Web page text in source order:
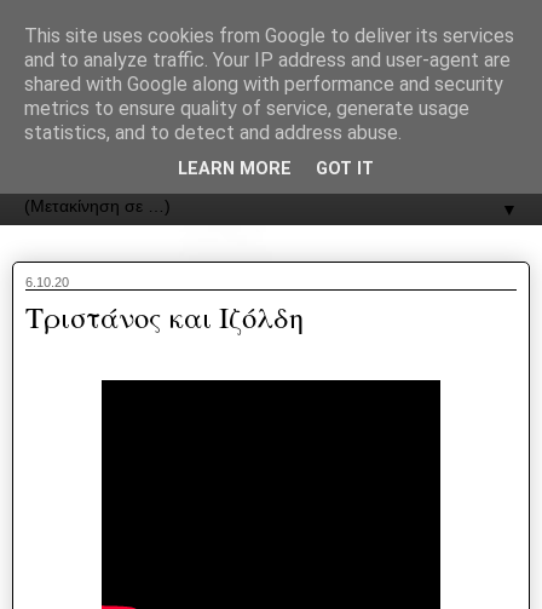
ΟΔΟΣ
▼
6.10.20
Τριστάνος και Ιζόλδη
This site uses cookies from Google to deliver its services
and to analyze traffic. Your IP address and user-agent are
shared with Google along with performance and security
metrics to ensure quality of service, generate usage
statistics, and to detect and address abuse.
LEARN MORE GOT IT